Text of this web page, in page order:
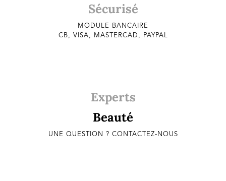
Sécurisé
MODULE BANCAIRE
CB, VISA, MASTERCAD, PAYPAL
Experts
Beauté
UNE QUESTION ? CONTACTEZ-NOUS